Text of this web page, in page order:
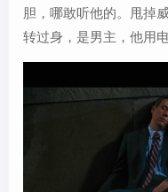
胆，哪敢听他的。甩掉
转过身，是男主，他用